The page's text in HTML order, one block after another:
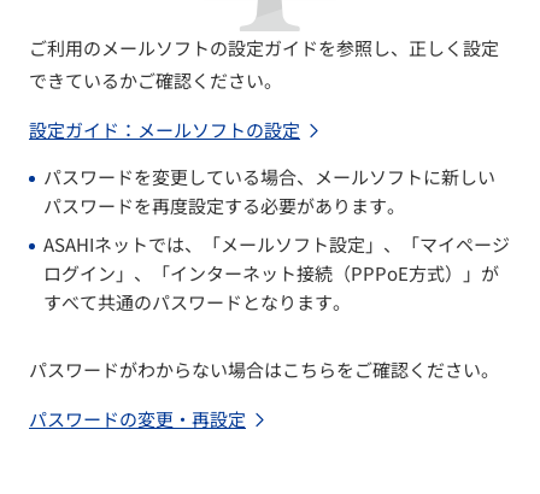
ご利用のメールソフトの設定ガイドを参照し、正しく設定
できているかご確認ください。
設定ガイド：メールソフトの設定
パスワードを変更している場合、メールソフトに新しい
パスワードを再度設定する必要があります。
ASAHIネットでは、「メールソフト設定」、「マイページ
ログイン」、「インターネット接続（PPPoE方式）」が
すべて共通のパスワードとなります。
パスワードがわからない場合はこちらをご確認ください。
パスワードの変更・再設定